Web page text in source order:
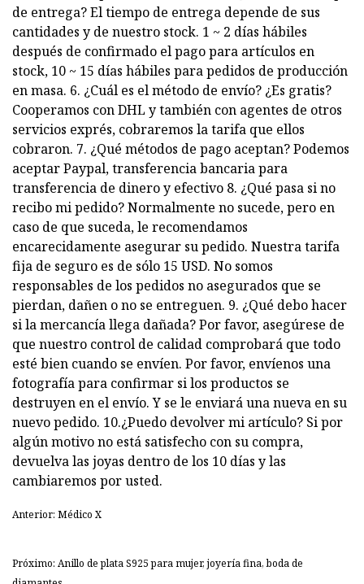
de entrega? El tiempo de entrega depende de sus
cantidades y de nuestro stock. 1 ~ 2 días hábiles
después de confirmado el pago para artículos en
stock, 10 ~ 15 días hábiles para pedidos de producción
en masa. 6. ¿Cuál es el método de envío? ¿Es gratis?
Cooperamos con DHL y también con agentes de otros
servicios exprés, cobraremos la tarifa que ellos
cobraron. 7. ¿Qué métodos de pago aceptan? Podemos
aceptar Paypal, transferencia bancaria para
transferencia de dinero y efectivo 8. ¿Qué pasa si no
recibo mi pedido? Normalmente no sucede, pero en
caso de que suceda, le recomendamos
encarecidamente asegurar su pedido. Nuestra tarifa
fija de seguro es de sólo 15 USD. No somos
responsables de los pedidos no asegurados que se
pierdan, dañen o no se entreguen. 9. ¿Qué debo hacer
si la mercancía llega dañada? Por favor, asegúrese de
que nuestro control de calidad comprobará que todo
esté bien cuando se envíen. Por favor, envíenos una
fotografía para confirmar si los productos se
destruyen en el envío. Y se le enviará una nueva en su
nuevo pedido. 10.¿Puedo devolver mi artículo? Si por
algún motivo no está satisfecho con su compra,
devuelva las joyas dentro de los 10 días y las
cambiaremos por usted.
Anterior: Médico X
Próximo: Anillo de plata S925 para mujer, joyería fina, boda de